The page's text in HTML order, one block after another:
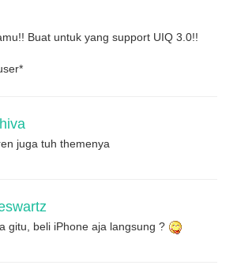
Buat untuk yang support UIQ 3.0!!
juga tuh themenya
gitu, beli iPhone aja langsung ?